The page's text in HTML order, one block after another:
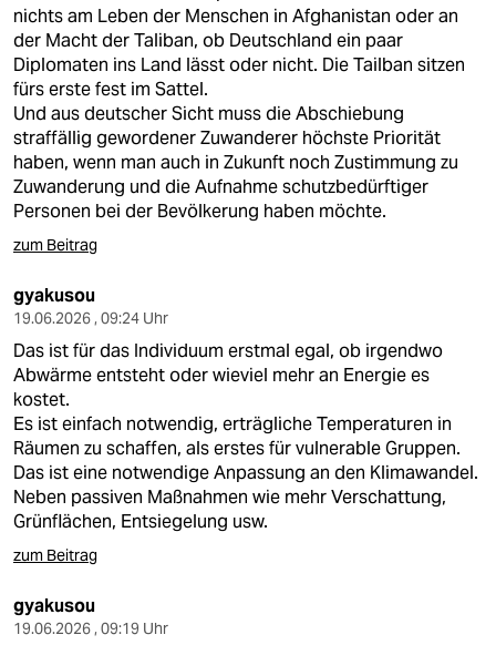
nichts am Leben der Menschen in Afghanistan oder an
der Macht der Taliban, ob Deutschland ein paar
Diplomaten ins Land lässt oder nicht. Die Tailban sitzen
fürs erste fest im Sattel.
Und aus deutscher Sicht muss die Abschiebung
straffällig gewordener Zuwanderer höchste Priorität
haben, wenn man auch in Zukunft noch Zustimmung zu
Zuwanderung und die Aufnahme schutzbedürftiger
Personen bei der Bevölkerung haben möchte.
zum Beitrag
gyakusou
19.06.2026 , 09:24 Uhr
Das ist für das Individuum erstmal egal, ob irgendwo
Abwärme entsteht oder wieviel mehr an Energie es
kostet.
Es ist einfach notwendig, erträgliche Temperaturen in
Räumen zu schaffen, als erstes für vulnerable Gruppen.
Das ist eine notwendige Anpassung an den Klimawandel.
Neben passiven Maßnahmen wie mehr Verschattung,
Grünflächen, Entsiegelung usw.
zum Beitrag
gyakusou
19.06.2026 , 09:19 Uhr